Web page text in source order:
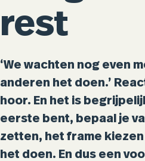
rest
‘We wachten nog even
anderen het doen.’
hoor. En het is
eerste bent, bepaal je
zetten, het frame
het doen. En dus een